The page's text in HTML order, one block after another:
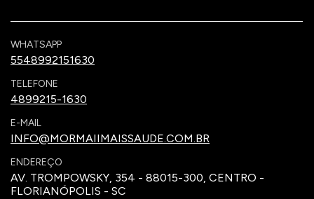
WHATSAPP
5548992151630
TELEFONE
4899215-1630
E-MAIL
INFO@MORMAIIMAISSAUDE.COM.BR
ENDEREÇO
AV. TROMPOWSKY, 354 - 88015-300, CENTRO -
FLORIANÓPOLIS - SC